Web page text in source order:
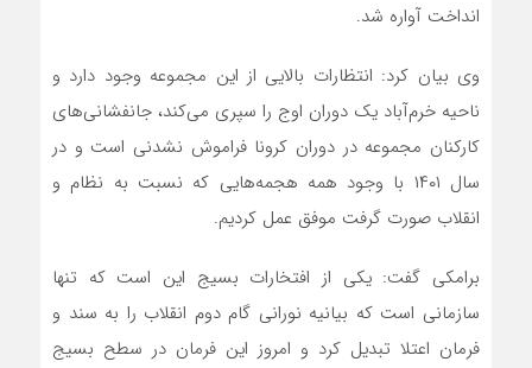
انداخت آواره شد.
وی بیان کرد: انتظارات بالایی از این مجموعه وجود دارد و
ناحیه خرم‌آباد یک دوران اوج را سپری می‌کند، جانفشانی‌های
کارکنان مجموعه در دوران کرونا فراموش نشدنی است و در
سال ۱۴۰۱ با وجود همه هجمه‌هایی که نسبت به نظام و
انقلاب صورت گرفت موفق عمل کردیم.
برامکی گفت: یکی از افتخارات بسیج این است که تنها
سازمانی است که بیانیه نورانی گام دوم انقلاب را به سند و
فرمان اعتلا تبدیل کرد و امروز این فرمان در سطح بسیج